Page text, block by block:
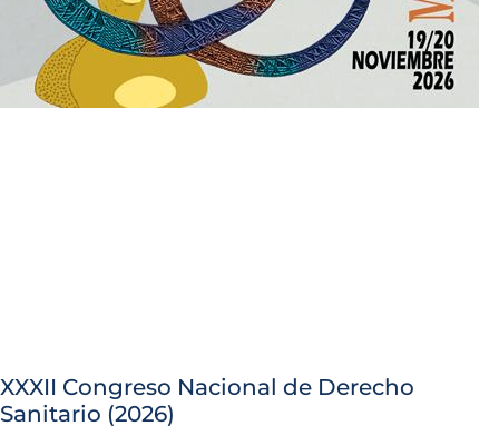
XXXII Congreso Nacional de Derecho
Sanitario (2026)